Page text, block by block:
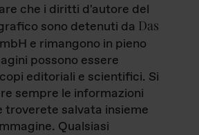
che i diritti d'autore del
sono detenuti da Das
e rimangono in pieno
possono essere
editoriali e scientifici. Si
sempre le informazioni
troverete salvata insieme
Qualsiasi